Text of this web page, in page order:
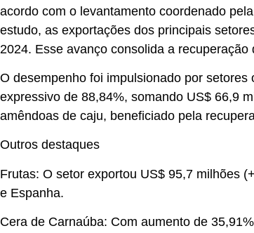
acordo com o levantamento coordenado
estudo, as exportações dos principais
2024. Esse avanço consolida a
O desempenho foi impulsionado por
expressivo de 88,84%, somando US$ 66,9
amêndoas de caju, beneficiado pela
Outros destaques
Frutas: O setor exportou US$ 95,7 milhões
e Espanha.
Cera de Carnaúba: Com aumento de